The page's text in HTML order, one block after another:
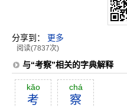
分享到： 更多
阅读(7837次)
与“考察”相关的字典解释
kăo
考
chá
察